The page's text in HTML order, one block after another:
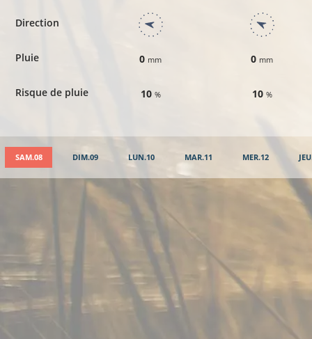
Direction
Pluie
Risque de pluie
0 mm
10 %
0 mm
10 %
SAM.08 DIM.09 LUN.10 MAR.11 MER.12